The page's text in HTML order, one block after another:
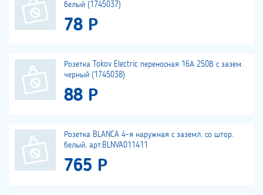
белый (1745037)
78 Р
Розетка Tokov Electric переносная 16А 250В с зазем.
черный (1745038)
88 Р
Розетка BLANCA 4-я наружная с заземл. со штор.
белый, арт.BLNVA011411
765 Р